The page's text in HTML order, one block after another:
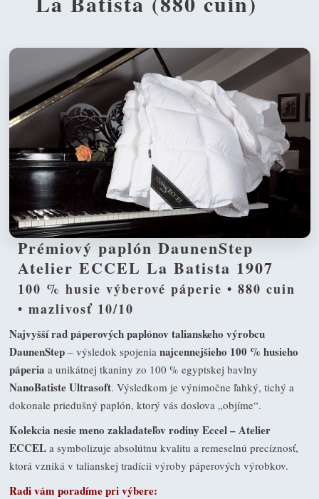
Prémiový paplón DaunenStep
Atelier ECCEL La Batista 1907
100 % husie výberové páperie • 880 cuin
• mazlivosť 10/10
Najvyšší rad páperových paplónov talianskeho výrobcu
DaunenStep– výsledok spojenia najcennejšieho 100 % husieho
páperia a unikátnej tkaniny zo 100 % egyptskej bavlny
NanoBatiste Ultrasoft. Výsledkom je výnimočne ľahký, tichý a
dokonale priedušný paplón, ktorý vás doslova „objíme“.
Kolekcia nesie meno zakladateľov rodiny Eccel – Atelier
ECCELa symbolizuje absolútnu kvalitu a remeselnú precíznosť,
ktorá vzniká v talianskej tradícii výroby páperových výrobkov.
Radi vám poradíme pri výbere: